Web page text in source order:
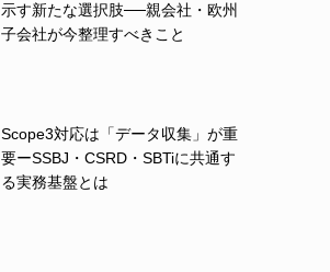
示す新たな選択肢──親会社・欧州
子会社が今整理すべきこと
Scope3対応は「データ収集」が重
要ーSSBJ・CSRD・SBTiに共通す
る実務基盤とは